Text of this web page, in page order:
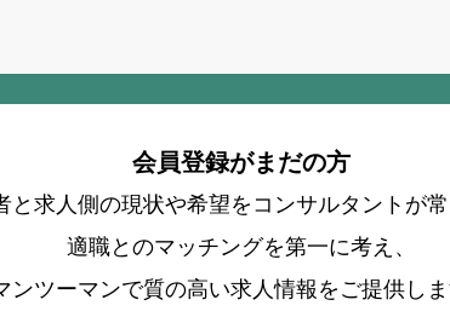
会員登録がまだの方
と求人側の現状や希望をコンサルタントが常
適職とのマッチングを第一に考え、
ンツーマンで質の高い求人情報をご提供しま